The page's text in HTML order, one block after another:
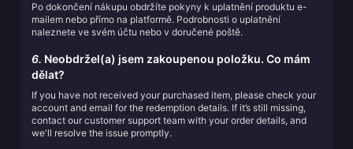
Po dokončení nákupu obdržíte pokyny k uplatnění produktu e-
mailem nebo přímo na platformě. Podrobnosti o uplatnění
naleznete ve svém účtu nebo v doručené poště.
6. Neobdržel(a) jsem zakoupenou položku. Co mám
dělat?
If you have not received your purchased item, please check your
account and email for the redemption details. If it’s still missing,
contact our customer support team with your order details, and
we'll resolve the issue promptly.